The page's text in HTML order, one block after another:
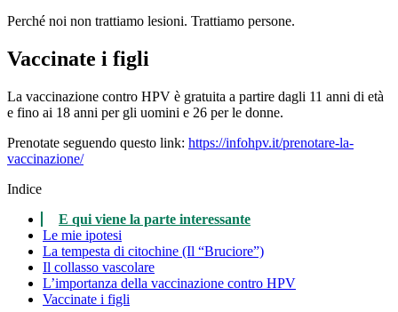
Perché noi non trattiamo lesioni. Trattiamo persone.
Vaccinate i figli
La vaccinazione contro HPV è gratuita a partire dagli 11 anni di età
e fino ai 18 anni per gli uomini e 26 per le donne.
Prenotate seguendo questo link: https://infohpv.it/prenotare-la-
vaccinazione/
Indice
E qui viene la parte interessante
Le mie ipotesi
La tempesta di citochine (Il “Bruciore”)
Il collasso vascolare
L’importanza della vaccinazione contro HPV
Vaccinate i figli